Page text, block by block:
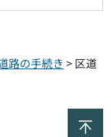
路の手続き > 区道